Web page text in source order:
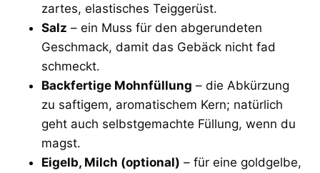
zartes, elastisches Teiggerüst.
Salz – ein Muss für den abgerundeten
Geschmack, damit das Gebäck nicht fad
schmeckt.
Backfertige Mohnfüllung – die Abkürzung
zu saftigem, aromatischem Kern; natürlich
geht auch selbstgemachte Füllung, wenn du
magst.
Eigelb, Milch (optional) – für eine goldgelbe,